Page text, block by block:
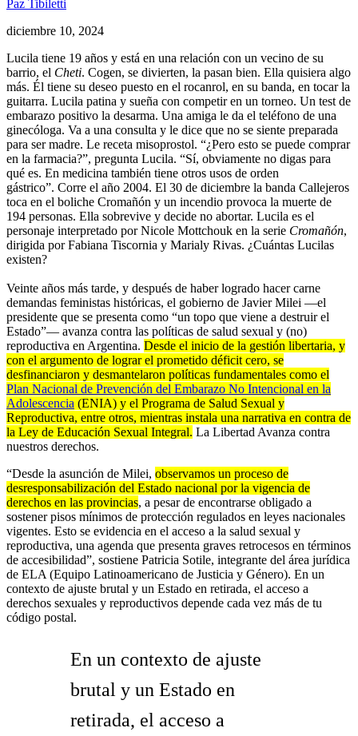
Paz Tibiletti
diciembre 10, 2024
Lucila tiene 19 años y está en una relación con un vecino de su
barrio, el Cheti. Cogen, se divierten, la pasan bien. Ella quisiera algo
más. Él tiene su deseo puesto en el rocanrol, en su banda, en tocar la
guitarra. Lucila patina y sueña con competir en un torneo. Un test de
embarazo positivo la desarma. Una amiga le da el teléfono de una
ginecóloga. Va a una consulta y le dice que no se siente preparada
para ser madre. Le receta misoprostol. “¿Pero esto se puede comprar
en la farmacia?”, pregunta Lucila. “Sí, obviamente no digas para
qué es. En medicina también tiene otros usos de orden
gástrico”. Corre el año 2004. El 30 de diciembre la banda Callejeros
toca en el boliche Cromañón y un incendio provoca la muerte de
194 personas. Ella sobrevive y decide no abortar. Lucila es el
personaje interpretado por Nicole Mottchouk en la serie Cromañón,
dirigida por Fabiana Tiscornia y Marialy Rivas. ¿Cuántas Lucilas
existen?
Veinte años más tarde, y después de haber logrado hacer carne
demandas feministas históricas, el gobierno de Javier Milei —el
presidente que se presenta como “un topo que viene a destruir el
Estado”— avanza contra las políticas de salud sexual y (no)
reproductiva en Argentina. Desde el inicio de la gestión libertaria, y
con el argumento de lograr el prometido déficit cero, se
desfinanciaron y desmantelaron políticas fundamentales como el
Plan Nacional de Prevención del Embarazo No Intencional en la
Adolescencia (ENIA) y el Programa de Salud Sexual y
Reproductiva, entre otros, mientras instala una narrativa en contra de
la Ley de Educación Sexual Integral. La Libertad Avanza contra
nuestros derechos.
“Desde la asunción de Milei, observamos un proceso de
desresponsabilización del Estado nacional por la vigencia de
derechos en las provincias, a pesar de encontrarse obligado a
sostener pisos mínimos de protección regulados en leyes nacionales
vigentes. Esto se evidencia en el acceso a la salud sexual y
reproductiva, una agenda que presenta graves retrocesos en términos
de accesibilidad”, sostiene Patricia Sotile, integrante del área jurídica
de ELA (Equipo Latinoamericano de Justicia y Género). En un
contexto de ajuste brutal y un Estado en retirada, el acceso a
derechos sexuales y reproductivos depende cada vez más de tu
código postal.
En un contexto de ajuste
brutal y un Estado en
retirada, el acceso a